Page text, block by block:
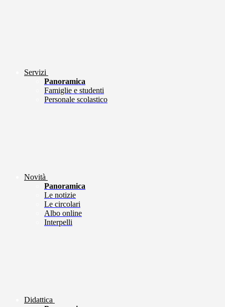
Servizi
Panoramica
Famiglie e studenti
Personale scolastico
Novità
Panoramica
Le notizie
Le circolari
Albo online
Interpelli
Didattica